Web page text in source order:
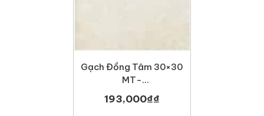
Gạch Đồng Tâm 30×30
MT-
193,000₫₫